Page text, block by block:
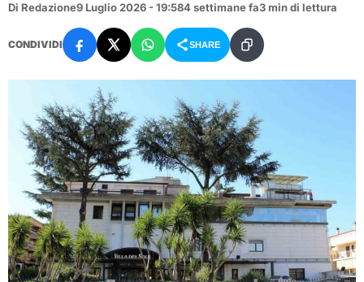
Di Redazione9 Luglio 2026 - 19:584 settimane fa3 min di lettura
CONDIVIDI SHARE